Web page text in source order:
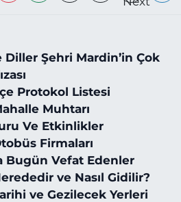
Diller Şehri Mardin’in Çok
Protokol Listesi
Muhtarı
Ve Etkinlikler
Firmaları
Bugün Vefat Edenler
ve Nasıl Gidilir?
ve Gezilecek Yerleri